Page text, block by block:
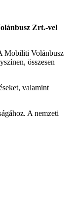
Zrt.-vel
Mobiliti Volánbusz
összesen
valamint
A nemzeti